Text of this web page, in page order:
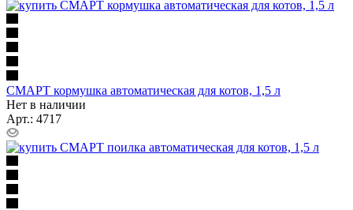
СМАРТ кормушка автоматическая для котов, 1,5 л
Нет в наличии
Арт.: 4717